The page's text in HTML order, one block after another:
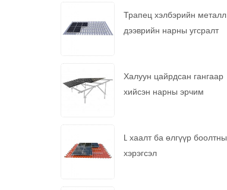
Трапец хэлбэрийн металл
дээврийн нарны угсралт
Халуун цайрдсан гангаар
хийсэн нарны эрчим
L хаалт ба өлгүүр боолтны
хэрэгсэл